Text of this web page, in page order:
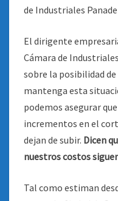
de Industriales
El dirigente
Cámara de
sobre la posibilidad de
mantenga esta
podemos asegurar
incrementos en el
dejan de subir. Dicen
nuestros costos
Tal como estiman